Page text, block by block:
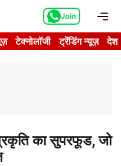
Join
टेक्नोलॉजी ट्रेंडिंग न्यूज़ देश
का सुपरफूड, जो